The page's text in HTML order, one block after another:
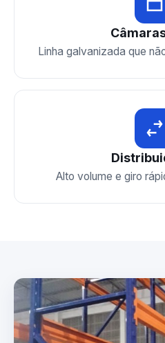
Linha galvanizada que
Alto volume e giro